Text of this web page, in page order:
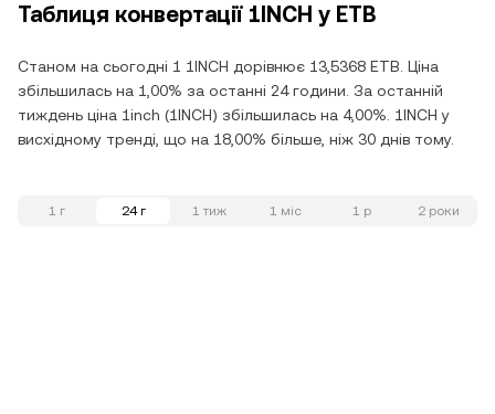
Таблиця конвертації 1INCH у ETB
Станом на сьогодні 1 1INCH дорівнює 13,5368 ETB. Ціна
збільшилась на 1,00% за останні 24 години. За останній
тиждень ціна 1inch (1INCH) збільшилась на 4,00%. 1INCH у
висхідному тренді, що на 18,00% більше, ніж 30 днів тому.
1 г 24 г 1 тиж 1 міс 1 р 2 роки